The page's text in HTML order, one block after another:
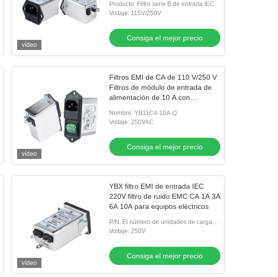
vídeo
Producto: Filtro serie B de entrada IEC
Voltaje: 115V/250V
Consiga el mejor precio
vídeo
Filtros EMI de CA de 110 V/250 V
Filtros de módulo de entrada de
alimentación de 10 A con
Nombre: YB11C4-10A-Q
Voltaje: 250VAC
Consiga el mejor precio
vídeo
YBX filtro EMI de entrada IEC
220V filtro de ruido EMC CA 1A 3A
6A 10A para equipos eléctricos
P/N: El número de unidades de carga
de las unidades de carga de las
Voltaje: 250V
Consiga el mejor precio